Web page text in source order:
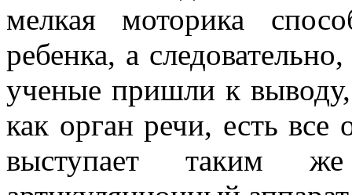
мелкая моторика
ребенка, а
ученые пришли к выводу,
как орган речи, есть
выступает таким